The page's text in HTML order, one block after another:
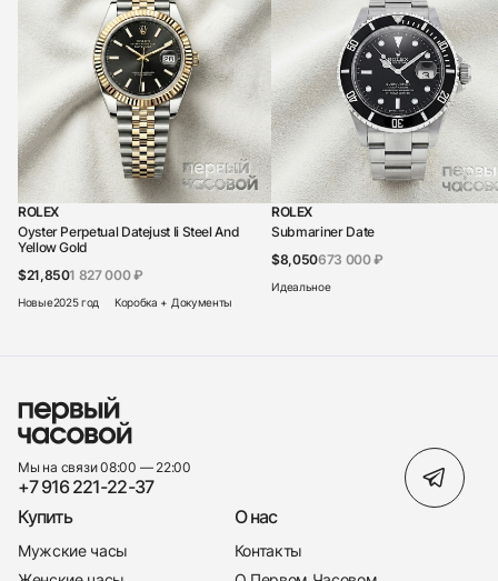
ROLEX
Oyster Perpetual Datejust Ii Steel And
Yellow Gold
$21,8501 827 000 ₽
Новые2025 год Коробка + Документы
ROLEX
Submariner Date
$8,050673 000 ₽
Идеальное
Мы на связи 08:00 — 22:00
+7 916 221-22-37
Купить
Мужские часы
О нас
Контакты